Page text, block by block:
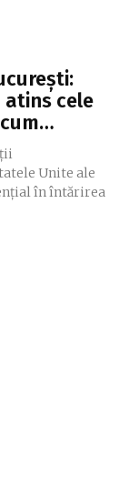
atins cele
Unite ale
în întărirea